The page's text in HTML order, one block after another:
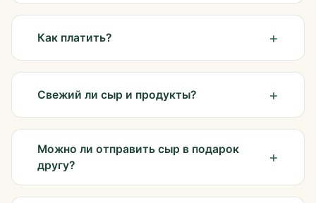
Как платить?
Свежий ли сыр и продукты?
Можно ли отправить сыр в подарок
другу?